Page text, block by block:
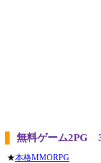
無料ゲーム2PG
★本格MMORPG